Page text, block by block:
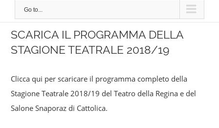
Go to...
SCARICA IL PROGRAMMA DELLA
STAGIONE TEATRALE 2018/19
Clicca qui per scaricare il programma completo della
Stagione Teatrale 2018/19 del Teatro della Regina e del
Salone Snaporaz di Cattolica.